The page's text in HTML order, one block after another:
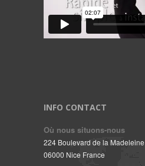
INFO CONTACT
Où nous situons-nous
224 Boulevard de la Madeleine
06000 Nice France